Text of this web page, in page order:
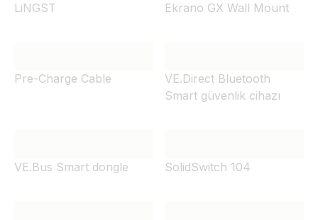
LiNGST Ekrano GX Wall Mount
Pre-Charge Cable
VE.Direct Bluetooth
Smart güvenlik cihazı
VE.Bus Smart dongle SolidSwitch 104